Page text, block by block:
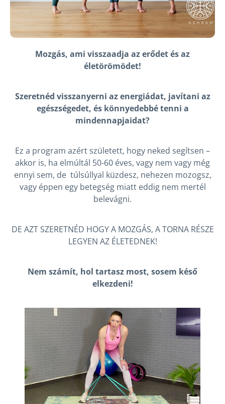
Mozgás, ami visszaadja az erődet és az
életörömödet!
Szeretnéd visszanyerni az energiádat, javítani az
egészségedet, és könnyedebbé tenni a
mindennapjaidat?
Ez a program azért született, hogy neked segítsen –
akkor is, ha elmúltál 50-60 éves, vagy nem vagy még
ennyi sem, de túlsúllyal küzdesz, nehezen mozogsz,
vagy éppen egy betegség miatt eddig nem mertél
belevágni.
DE AZT SZERETNÉD HOGY A MOZGÁS, A TORNA RÉSZE
LEGYEN AZ ÉLETEDNEK!
Nem számít, hol tartasz most, sosem késő
elkezdeni!